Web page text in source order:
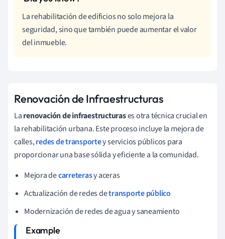
La rehabilitación de edificios no solo mejora la
seguridad, sino que también puede aumentar el valor
del inmueble.
Renovación de Infraestructuras
Larenovación de infraestructurases otra técnica crucial en
la rehabilitación urbana. Este proceso incluye la mejora de
calles,redes de transportey servicios públicos para
proporcionar una base sólida y eficiente a la comunidad.
Mejora decarreterasy aceras
Actualización de redes detransporte público
Modernización de redes de agua y saneamiento